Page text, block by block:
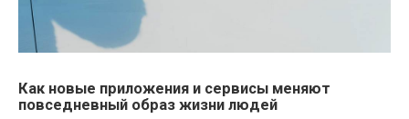
Как новые приложения и сервисы меняют
повседневный образ жизни людей